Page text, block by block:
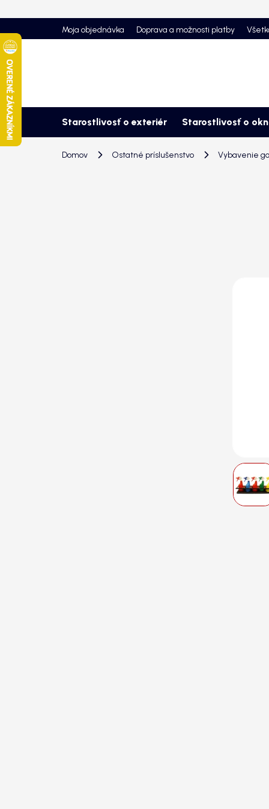
na
obsah
Moja objednávka Doprava a možnosti platby
Starostlivosť o exteriér Starostlivosť o
Domov Ostatné príslušenstvo Vybavenie